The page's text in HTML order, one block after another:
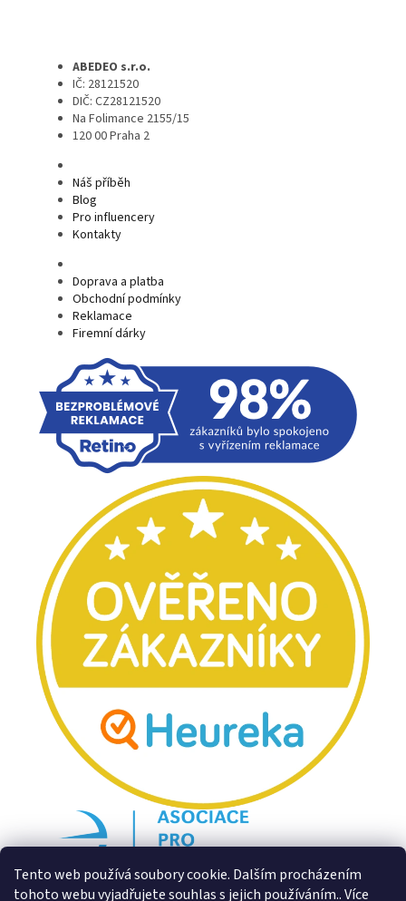
Tento web používá soubory cookie. Dalším procházením
tohoto webu vyjadřujete souhlas s jejich používáním.. Více
ABEDEO s.r.o.
IČ: 28121520
DIČ: CZ28121520
Na Folimance 2155/15
120 00 Praha 2
Náš příběh
Blog
Pro influencery
Kontakty
Doprava a platba
Obchodní podmínky
Reklamace
Firemní dárky